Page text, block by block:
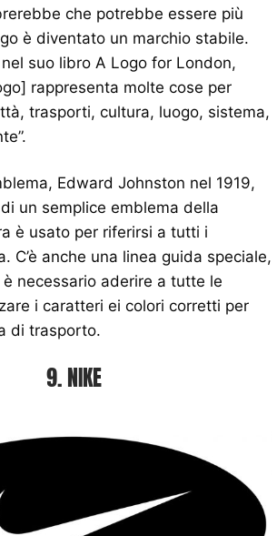
che potrebbe essere più
è diventato un marchio stabile.
suo libro A Logo for London,
rappresenta molte cose per
trasporti, cultura, luogo, sistema,
Edward Johnston nel 1919,
un semplice emblema della
è usato per riferirsi a tutti i
C’è anche una linea guida speciale,
necessario aderire a tutte le
i caratteri ei colori corretti per
di trasporto.
9. NIKE